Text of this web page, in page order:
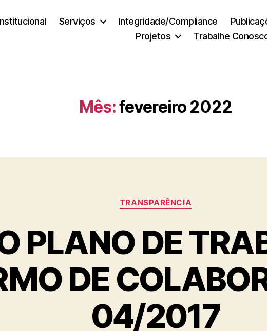
Serviços Integridade/Compliance
Projetos
Trabalhe
Mês:fevereiro 2022
Categorias
TRANSPARÊNCIA
PLANO DE
DE
04/2017